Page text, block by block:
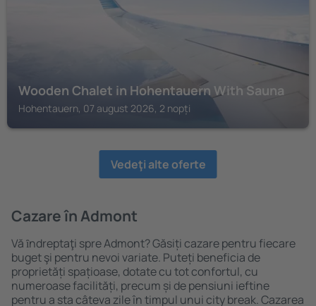
Wooden Chalet in Hohentauern With Sauna
Hohentauern, 07 august 2026, 2 nopți
Vedeţi alte oferte
Cazare în Admont
Vă ȋndreptaţi spre Admont? Găsiți cazare pentru fiecare
buget şi pentru nevoi variate. Puteți beneficia de
proprietăți spațioase, dotate cu tot confortul, cu
numeroase facilități, precum și de pensiuni ieftine
pentru a sta câteva zile în timpul unui city break. Cazarea